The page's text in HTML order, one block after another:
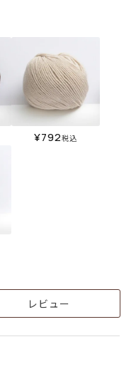
¥792税込
レビュー